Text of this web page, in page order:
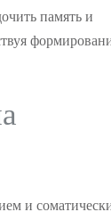
память и
и